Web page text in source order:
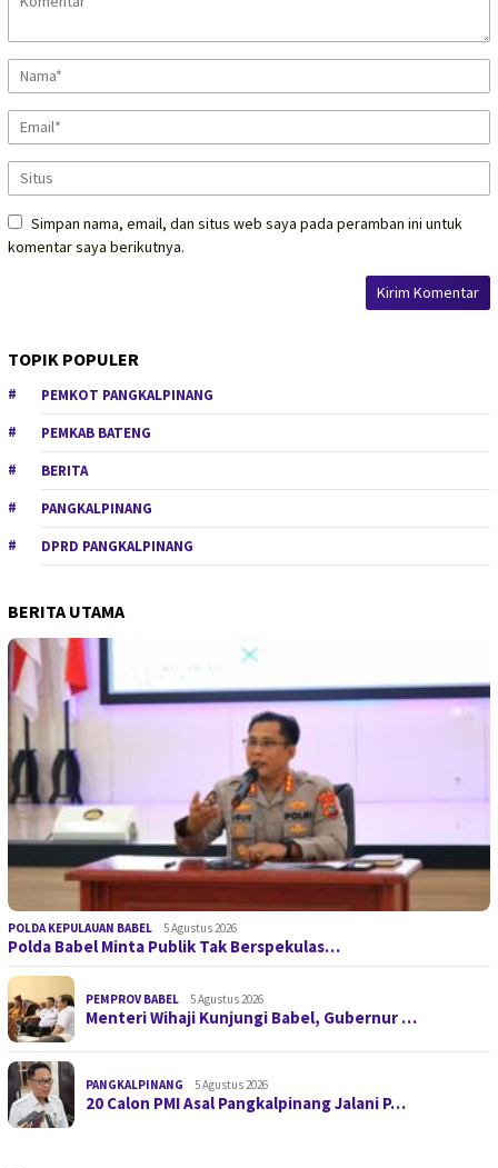
Simpan nama, email, dan situs web saya pada peramban ini untuk
komentar saya berikutnya.
TOPIK POPULER
PEMKOT PANGKALPINANG
PEMKAB BATENG
BERITA
PANGKALPINANG
DPRD PANGKALPINANG
BERITA UTAMA
POLDA KEPULAUAN BABEL 5 Agustus 2026
Polda Babel Minta Publik Tak Berspekulas…
PEMPROV BABEL 5 Agustus 2026
Menteri Wihaji Kunjungi Babel, Gubernur …
PANGKALPINANG 5 Agustus 2026
20 Calon PMI Asal Pangkalpinang Jalani P…